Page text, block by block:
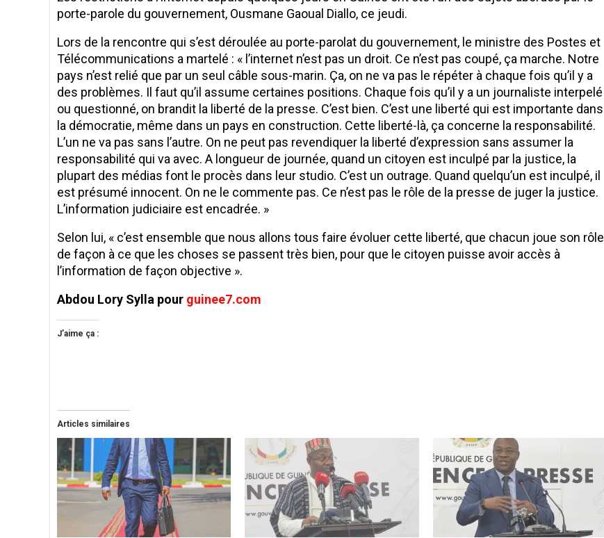
porte-parole du gouvernement, Ousmane Gaoual Diallo, ce jeudi.
Lors de la rencontre qui s’est déroulée au porte-parolat du gouvernement, le ministre des Postes et
Télécommunications a martelé : « l’internet n’est pas un droit. Ce n’est pas coupé, ça marche. Notre
pays n’est relié que par un seul câble sous-marin. Ça, on ne va pas le répéter à chaque fois qu’il y a
des problèmes. Il faut qu’il assume certaines positions. Chaque fois qu’il y a un journaliste interpelé
ou questionné, on brandit la liberté de la presse. C’est bien. C’est une liberté qui est importante dans
la démocratie, même dans un pays en construction. Cette liberté-là, ça concerne la responsabilité.
L’un ne va pas sans l’autre. On ne peut pas revendiquer la liberté d’expression sans assumer la
responsabilité qui va avec. A longueur de journée, quand un citoyen est inculpé par la justice, la
plupart des médias font le procès dans leur studio. C’est un outrage. Quand quelqu’un est inculpé, il
est présumé innocent. On ne le commente pas. Ce n’est pas le rôle de la presse de juger la justice.
L’information judiciaire est encadrée. »
Selon lui, « c’est ensemble que nous allons tous faire évoluer cette liberté, que chacun joue son rôle
de façon à ce que les choses se passent très bien, pour que le citoyen puisse avoir accès à
l’information de façon objective ».
Abdou Lory Sylla pour guinee7.com
J’aime ça :
Articles similaires